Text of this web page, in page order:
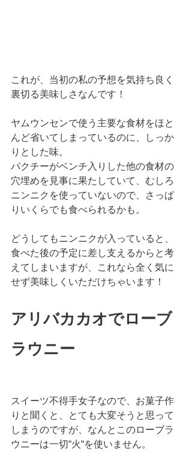
これが、当初の私の予想を気持ち良く
裏切る美味しさなんです！
ヤムウンセンで使う主要な食材をほと
んど省いてしまっているのに、しっか
りとした味。
パクチーがベンチ入りした他の食材の
穴埋めを見事に果たしていて、むしろ
ニンニクを使っていないので、さっぱ
りいくらでも食べられるかも。
どうしてもニンニクが入っていると、
食べた後の予定に差し支えるからと考
えてしまいますが、これなら全く気に
せず美味しくいただけちゃいます！
アリバカカオでローブ
ラウニー
スイーツ不得手女子なので、お菓子作
りと聞くと、とても大変そうと思って
しまうのですが、なんとこのローブラ
ウニーは一切“火“を使いません。